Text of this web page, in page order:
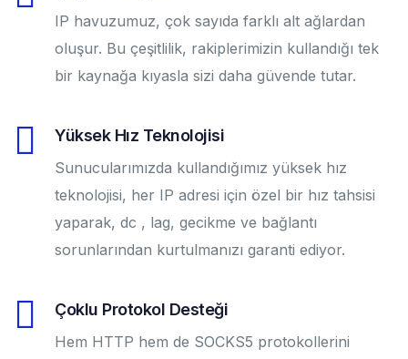
IP havuzumuz, çok sayıda farklı alt ağlardan
oluşur. Bu çeşitlilik, rakiplerimizin kullandığı tek
bir kaynağa kıyasla sizi daha güvende tutar.
Yüksek Hız Teknolojisi
Sunucularımızda kullandığımız yüksek hız
teknolojisi, her IP adresi için özel bir hız tahsisi
yaparak, dc , lag, gecikme ve bağlantı
sorunlarından kurtulmanızı garanti ediyor.
Çoklu Protokol Desteği
Hem HTTP hem de SOCKS5 protokollerini